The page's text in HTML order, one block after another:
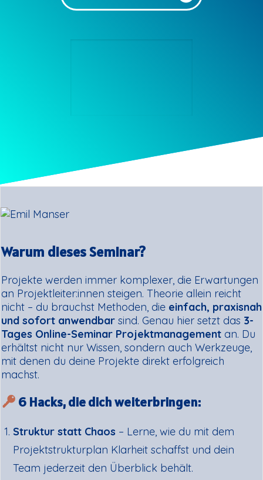
Warum dieses Seminar?
Projekte werden immer komplexer, die Erwartungen
an Projektleiter:innen steigen. Theorie allein reicht
nicht – du brauchst Methoden, die einfach, praxisnah
und sofort anwendbar sind. Genau hier setzt das 3-
Tages Online-Seminar Projektmanagement an. Du
erhältst nicht nur Wissen, sondern auch Werkzeuge,
mit denen du deine Projekte direkt erfolgreich
machst.
6 Hacks, die dich weiterbringen:
Struktur statt Chaos – Lerne, wie du mit dem
Projektstrukturplan Klarheit schaffst und dein
Team jederzeit den Überblick behält.